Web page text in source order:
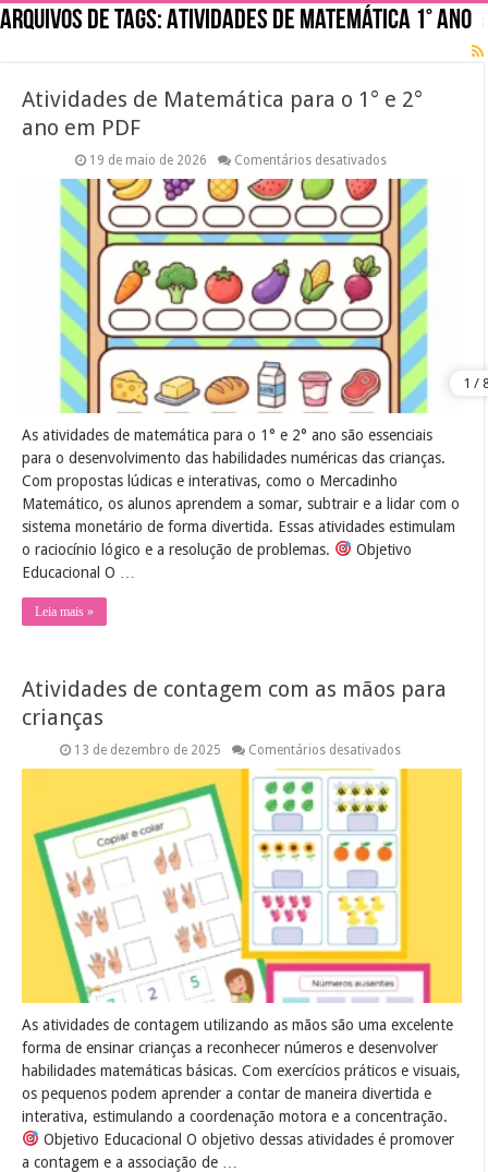
Arquivos de tags:Atividades de Matemática 1° ano
Atividades de Matemática para o 1° e 2°
ano em PDF
19 de maio de 2026 Comentários desativadosem
de
Matemática
para
o
1°
ano
em
PDF
As atividades de matemática para o 1° e 2° ano são essenciais
para o desenvolvimento das habilidades numéricas das crianças.
Com propostas lúdicas e interativas, como o Mercadinho
Matemático, os alunos aprendem a somar, subtrair e a lidar com o
sistema monetário de forma divertida. Essas atividades estimulam
o raciocínio lógico e a resolução de problemas.
Objetivo
Educacional O …
Leia mais »
Atividades de contagem com as mãos para
crianças
13 de dezembro de 2025 Comentários desativadosem
As atividades de contagem utilizando as mãos são uma excelente
forma de ensinar crianças a reconhecer números e desenvolver
habilidades matemáticas básicas. Com exercícios práticos e visuais,
os pequenos podem aprender a contar de maneira divertida e
interativa, estimulando a coordenação motora e a concentração.
Objetivo Educacional O objetivo dessas atividades é promover
a contagem e a associação de …